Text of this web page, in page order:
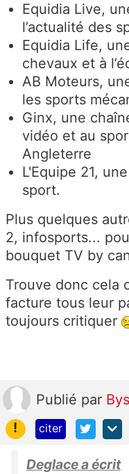
Equidia Live,
l’actualité des
Equidia Life,
chevaux et à
AB Moteurs,
les sports
Ginx, une
vidéo et au
Angleterre
L'Equipe 21,
sport.
Plus quelques
2, infosports...
bouquet TV by
Trouve donc cela
facture tous leur
toujours critiquer
Publié par
!
citer
Deglace a écrit